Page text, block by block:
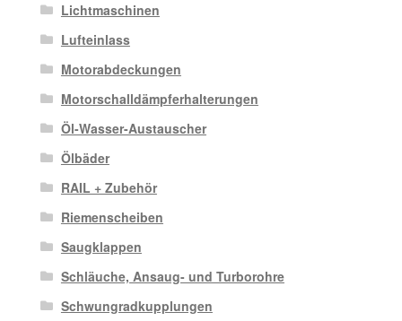
Lichtmaschinen
Lufteinlass
Motorabdeckungen
Motorschalldämpferhalterungen
Öl-Wasser-Austauscher
Ölbäder
RAIL + Zubehör
Riemenscheiben
Saugklappen
Schläuche, Ansaug- und Turborohre
Schwungradkupplungen